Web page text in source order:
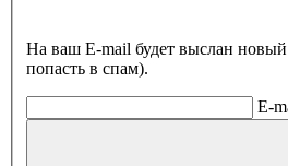
На ваш E-mail будет выслан
попасть в спам).
E-